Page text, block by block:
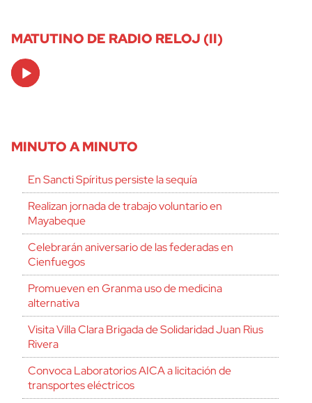
MATUTINO DE RADIO RELOJ (II)
Audio
Player
MINUTO A MINUTO
En Sancti Spíritus persiste la sequía
Realizan jornada de trabajo voluntario en
Mayabeque
Celebrarán aniversario de las federadas en
Cienfuegos
Promueven en Granma uso de medicina
alternativa
Visita Villa Clara Brigada de Solidaridad Juan Rius
Rivera
Convoca Laboratorios AICA a licitación de
transportes eléctricos